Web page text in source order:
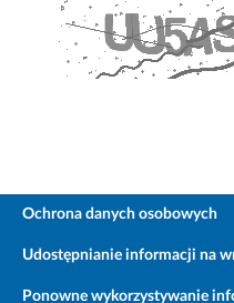
Ochrona danych osobowych
Udostępnianie informacji na
Ponowne wykorzystywanie